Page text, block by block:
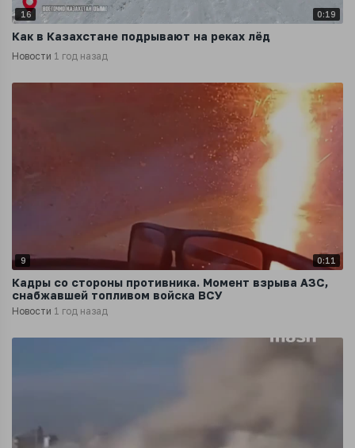
16 0:19
Как в Казахстане подрывают на реках лёд
Новости 1 год назад
9 0:11
Кадры со стороны противника. Момент взрыва АЗС,
снабжавшей топливом войска ВСУ
Новости 1 год назад